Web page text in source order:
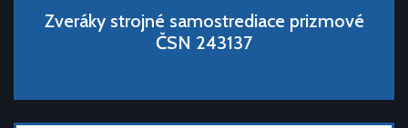
Zveráky strojné samostrediace prizmové
ČSN 243137